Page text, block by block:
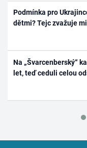
Podmínka pro
dětmi? Tejc zvažuje
Na „Švarcenberský“
let, teď ceduli celou